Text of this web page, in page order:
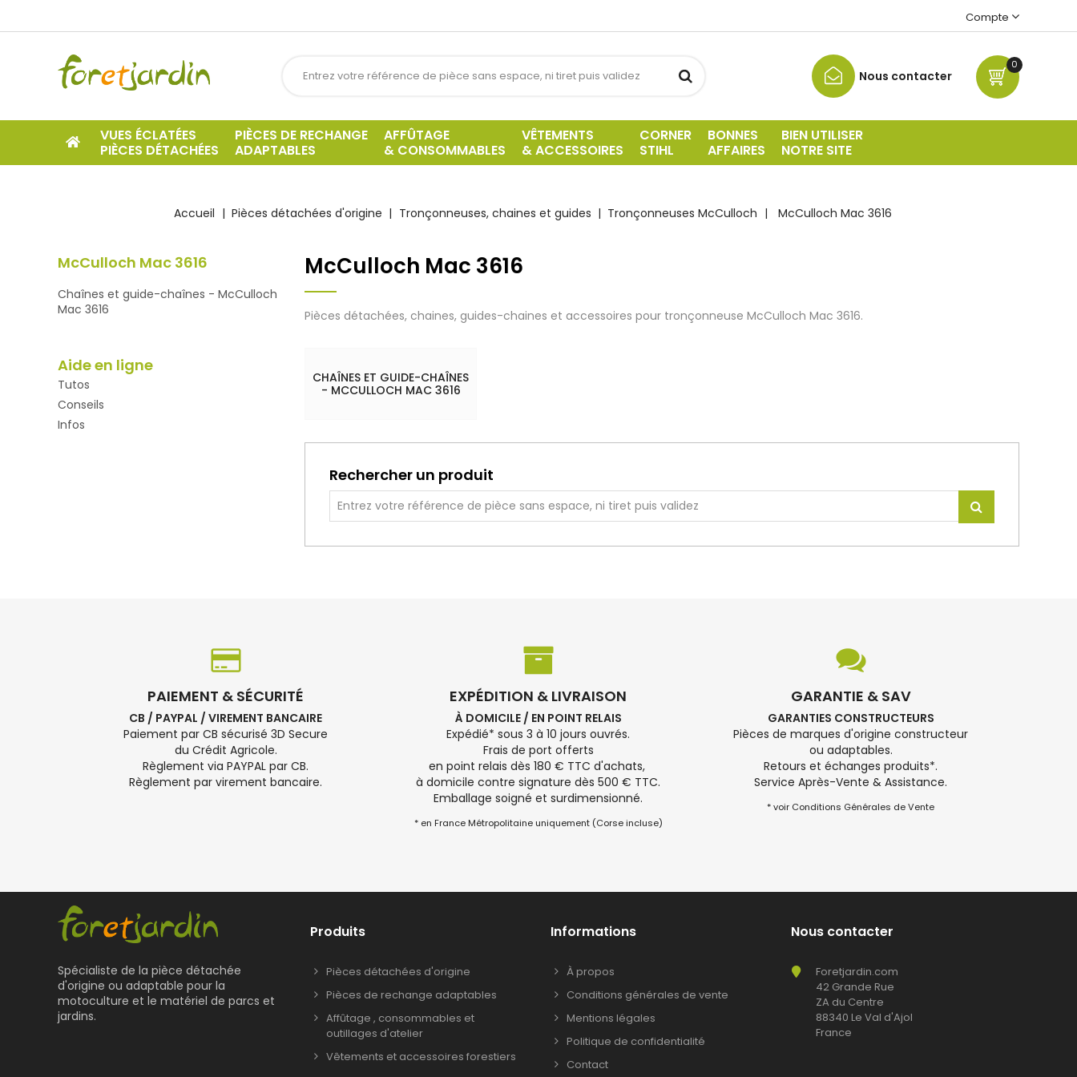
Compte
0
Nous contacter
VUES ÉCLATÉES
PIÈCES DÉTACHÉES
PIÈCES DE RECHANGE
ADAPTABLES
AFFÛTAGE
& CONSOMMABLES
VÊTEMENTS
& ACCESSOIRES
CORNER
STIHL
BONNES
AFFAIRES
BIEN UTILISER
NOTRE SITE
Accueil Pièces détachées d'origine Tronçonneuses, chaines et guides Tronçonneuses McCulloch McCulloch Mac 3616
McCulloch Mac 3616
Chaînes et guide-chaînes - McCulloch
Mac 3616
Aide en ligne
Tutos
Conseils
Infos
McCulloch Mac 3616
Pièces détachées, chaines, guides-chaines et accessoires pour tronçonneuse McCulloch Mac 3616.
CHAÎNES ET GUIDE-CHAÎNES
- MCCULLOCH MAC 3616
Rechercher un produit
PAIEMENT & SÉCURITÉ
CB / PAYPAL / VIREMENT BANCAIRE
Paiement par CB sécurisé 3D Secure
du Crédit Agricole.
Règlement via PAYPAL par CB.
Règlement par virement bancaire.
EXPÉDITION & LIVRAISON
À DOMICILE / EN POINT RELAIS
Expédié* sous 3 à 10 jours ouvrés.
Frais de port offerts
en point relais dès 180 € TTC d'achats,
à domicile contre signature dès 500 € TTC.
Emballage soigné et surdimensionné.
* en France Métropolitaine uniquement (Corse incluse)
GARANTIE & SAV
GARANTIES CONSTRUCTEURS
Pièces de marques d'origine constructeur
ou adaptables.
Retours et échanges produits*.
Service Après-Vente & Assistance.
* voir Conditions Générales de Vente
Spécialiste de la pièce détachée
d'origine ou adaptable pour la
motoculture et le matériel de parcs et
jardins.
Produits
Pièces détachées d'origine
Pièces de rechange adaptables
Affûtage , consommables et
outillages d'atelier
Vêtements et accessoires forestiers
Informations
À propos
Conditions générales de vente
Mentions légales
Politique de confidentialité
Contact
Nous contacter
Foretjardin.com
42 Grande Rue
ZA du Centre
88340 Le Val d'Ajol
France